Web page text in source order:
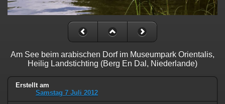
Am See beim arabischen Dorf im Museumpark Orientalis,
Heilig Landstichting (Berg En Dal, Niederlande)
Erstellt am
Samstag 7 Juli 2012